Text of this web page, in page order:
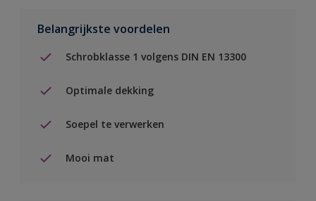
Belangrijkste voordelen
Schrobklasse 1 volgens DIN EN 13300
Optimale dekking
Soepel te verwerken
Mooi mat